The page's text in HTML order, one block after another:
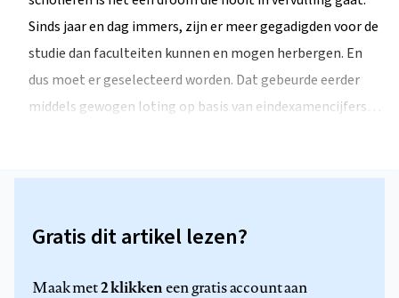
Sinds jaar en dag immers, zijn er meer gegadigden voor de
studie dan faculteiten kunnen en mogen herbergen. En
dus moet er geselecteerd worden. Dat gebeurde eerder
middels gewogen loting op basis van eindexamencijfers…
Gratis dit artikel lezen?
Maak met2 klikkeneen gratis account aan